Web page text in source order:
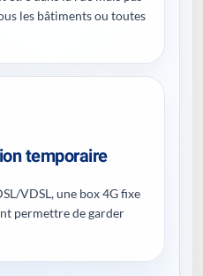
les bâtiments ou toutes
temporaire
VDSL, une box 4G fixe
permettre de garder